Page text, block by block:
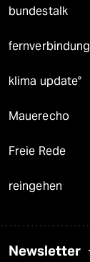
bundestalk
fernverbindung
klima update°
Mauerecho
Freie Rede
reingehen
Newsletter